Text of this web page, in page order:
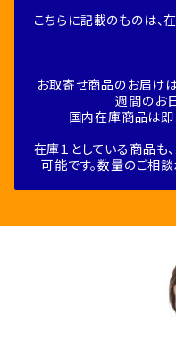
こちらに記載のものは、
お取寄せ商品のお届け
週間のお
国内在庫商品は即
在庫１としている商品も
可能です。数量のご相談